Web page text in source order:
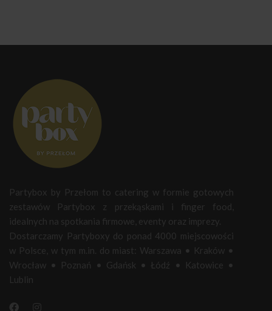
Partybox by Przełom to catering w formie gotowych
zestawów Partybox z przekąskami i finger food,
idealnych na spotkania firmowe, eventy oraz imprezy.
Dostarczamy Partyboxy do ponad 4000 miejscowości
w Polsce, w tym m.in. do miast: Warszawa • Kraków •
Wrocław • Poznań • Gdańsk • Łódź • Katowice •
Lublin